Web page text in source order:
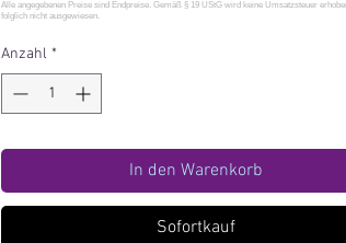
Anzahl *
In den Warenkorb
Sofortkauf